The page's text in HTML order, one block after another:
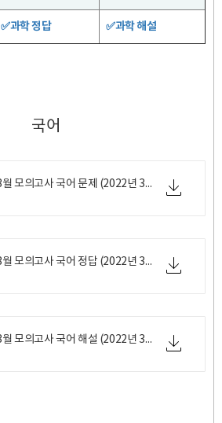
✅과학 정답 ✅과학 해설
국어
2022년 고1 3월 모의고사 국어 문제 (2022년 3월 24일 목요일 시행).pdf
2022년 고1 3월 모의고사 국어 정답 (2022년 3월 24일 목요일 시행).png
2022년 고1 3월 모의고사 국어 해설 (2022년 3월 24일 목요일 시행).pdf